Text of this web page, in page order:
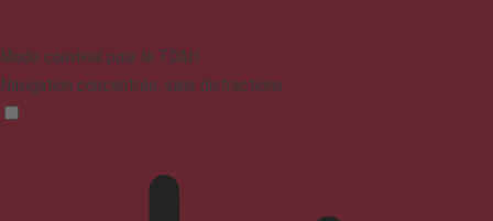
Mode convivial pour le TDAH
Navigation concentrée, sans distractions